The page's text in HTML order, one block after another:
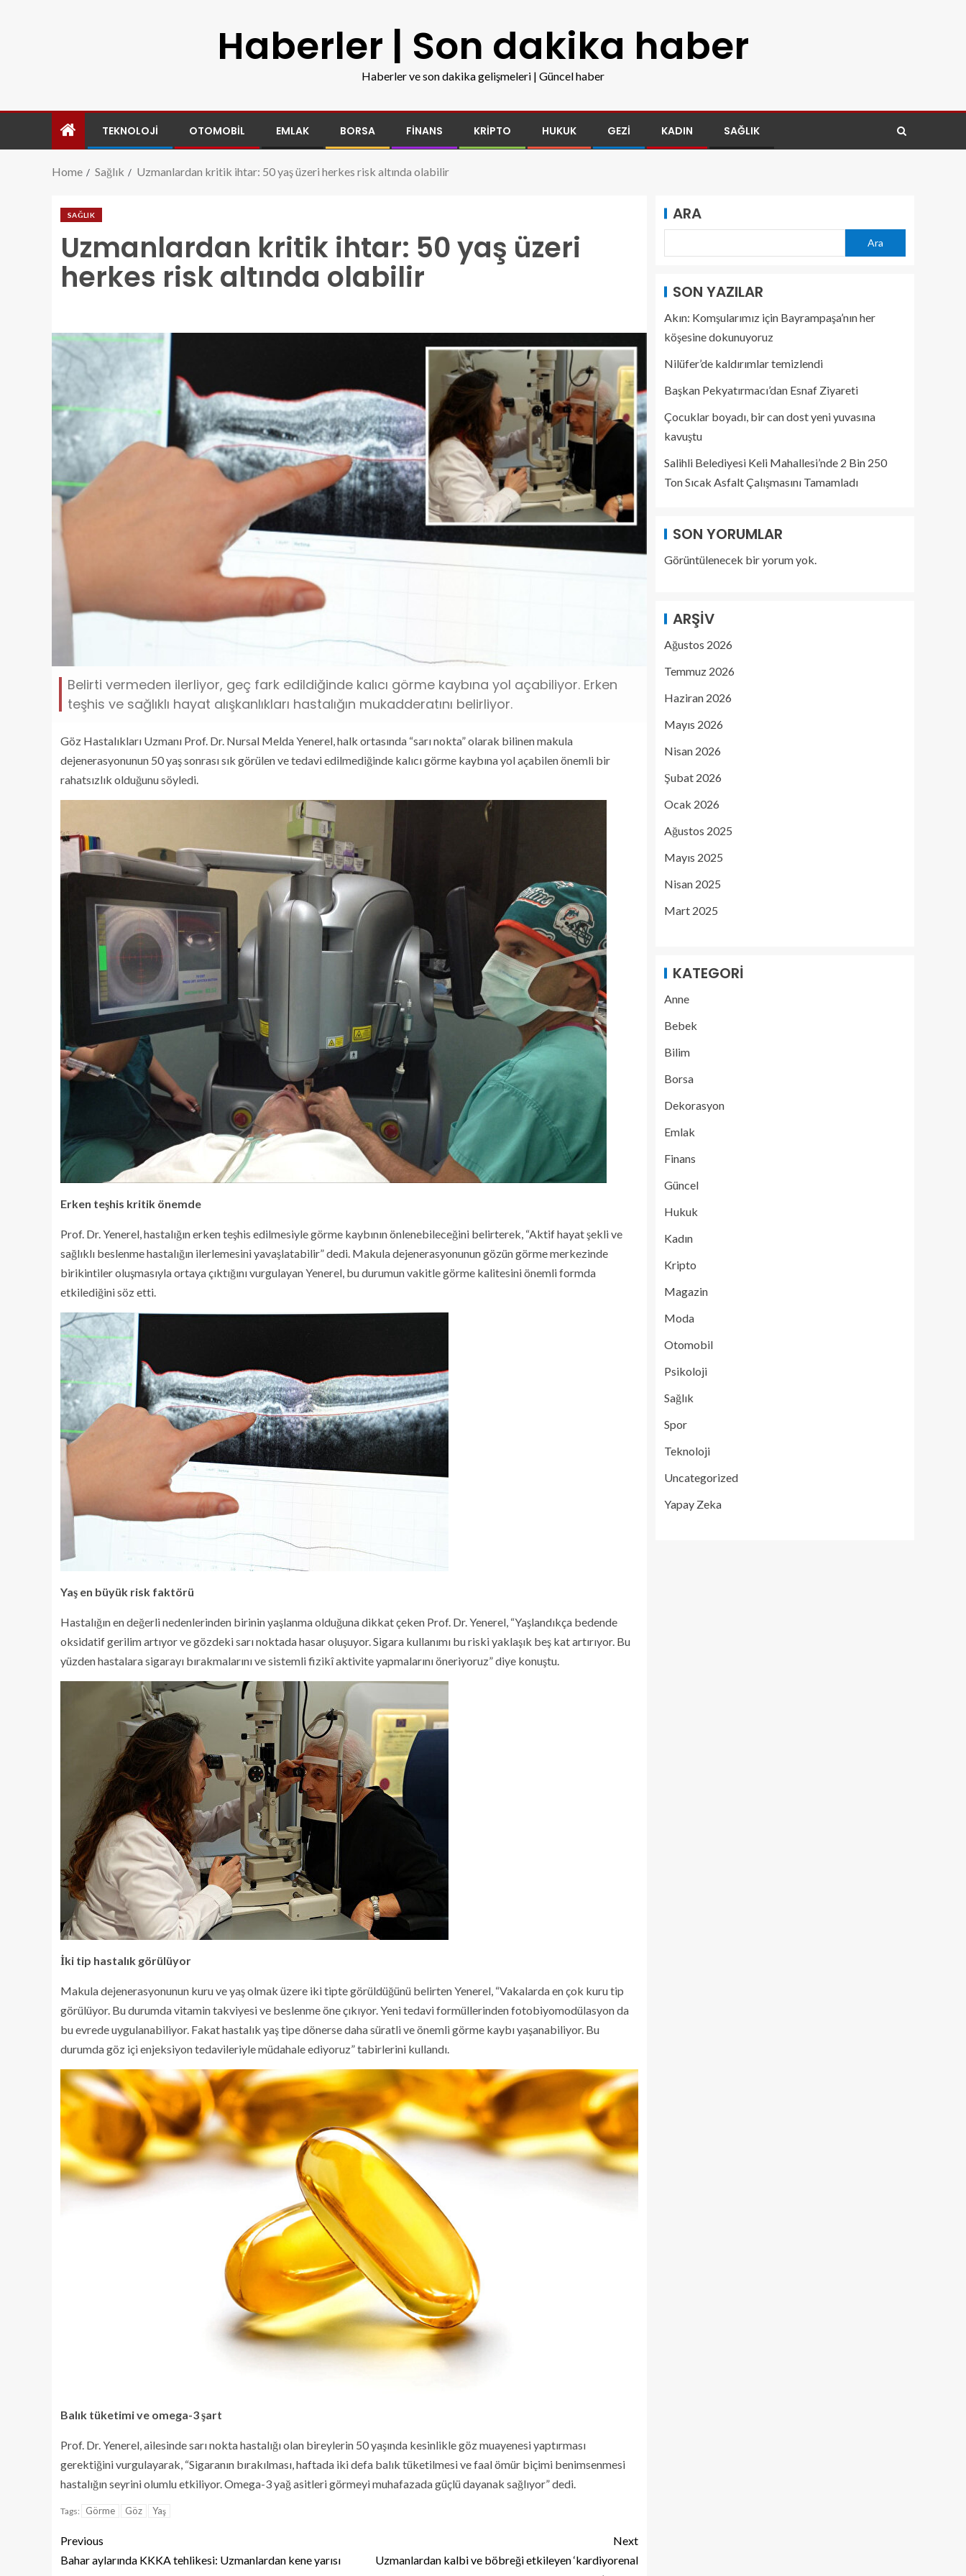
Haberler | Son dakika haber
Haberler ve son dakika gelişmeleri | Güncel haber
TEKNOLOJI OTOMOBIL EMLAK BORSA FINANS KRIPTO HUKUK GEZI KADIN SAĞLIK
Home Sağlık Uzmanlardan kritik ihtar: 50 yaş üzeri herkes risk altında olabilir
SAĞLIK
Uzmanlardan kritik ihtar: 50 yaş üzeri
herkes risk altında olabilir
Belirti vermeden ilerliyor, geç fark edildiğinde kalıcı görme kaybına yol açabiliyor. Erken
teşhis ve sağlıklı hayat alışkanlıkları hastalığın mukadderatını belirliyor.
Göz Hastalıkları Uzmanı Prof. Dr. Nursal Melda Yenerel, halk ortasında “sarı nokta” olarak bilinen makula
dejenerasyonunun 50 yaş sonrası sık görülen ve tedavi edilmediğinde kalıcı görme kaybına yol açabilen önemli bir
rahatsızlık olduğunu söyledi.
Erken teşhis kritik önemde
Prof. Dr. Yenerel, hastalığın erken teşhis edilmesiyle görme kaybının önlenebileceğini belirterek, “Aktif hayat şekli ve
sağlıklı beslenme hastalığın ilerlemesini yavaşlatabilir” dedi. Makula dejenerasyonunun gözün görme merkezinde
birikintiler oluşmasıyla ortaya çıktığını vurgulayan Yenerel, bu durumun vakitle görme kalitesini önemli formda
etkilediğini söz etti.
Yaş en büyük risk faktörü
Hastalığın en değerli nedenlerinden birinin yaşlanma olduğuna dikkat çeken Prof. Dr. Yenerel, “Yaşlandıkça bedende
oksidatif gerilim artıyor ve gözdeki sarı noktada hasar oluşuyor. Sigara kullanımı bu riski yaklaşık beş kat artırıyor. Bu
yüzden hastalara sigarayı bırakmalarını ve sistemli fizikî aktivite yapmalarını öneriyoruz” diye konuştu.
İki tip hastalık görülüyor
Makula dejenerasyonunun kuru ve yaş olmak üzere iki tipte görüldüğünü belirten Yenerel, “Vakalarda en çok kuru tip
görülüyor. Bu durumda vitamin takviyesi ve beslenme öne çıkıyor. Yeni tedavi formüllerinden fotobiyomodülasyon da
bu evrede uygulanabiliyor. Fakat hastalık yaş tipe dönerse daha süratli ve önemli görme kaybı yaşanabiliyor. Bu
durumda göz içi enjeksiyon tedavileriyle müdahale ediyoruz” tabirlerini kullandı.
Balık tüketimi ve omega-3 şart
Prof. Dr. Yenerel, ailesinde sarı nokta hastalığı olan bireylerin 50 yaşında kesinlikle göz muayenesi yaptırması
gerektiğini vurgulayarak, “Sigaranın bırakılması, haftada iki defa balık tüketilmesi ve faal ömür biçimi benimsenmesi
hastalığın seyrini olumlu etkiliyor. Omega-3 yağ asitleri görmeyi muhafazada güçlü dayanak sağlıyor” dedi.
Tags: Görme Göz Yaş
Previous
Bahar aylarında KKKA tehlikesi: Uzmanlardan kene yarısı
Next
Uzmanlardan kalbi ve böbreği etkileyen ‘kardiyorenal
ARA
Ara
SON YAZILAR
Akın: Komşularımız için Bayrampaşa’nın her
köşesine dokunuyoruz
Nilüfer’de kaldırımlar temizlendi
Başkan Pekyatırmacı’dan Esnaf Ziyareti
Çocuklar boyadı, bir can dost yeni yuvasına
kavuştu
Salihli Belediyesi Keli Mahallesi’nde 2 Bin 250
Ton Sıcak Asfalt Çalışmasını Tamamladı
SON YORUMLAR
Görüntülenecek bir yorum yok.
ARŞIV
Ağustos 2026
Temmuz 2026
Haziran 2026
Mayıs 2026
Nisan 2026
Şubat 2026
Ocak 2026
Ağustos 2025
Mayıs 2025
Nisan 2025
Mart 2025
KATEGORI
Anne
Bebek
Bilim
Borsa
Dekorasyon
Emlak
Finans
Güncel
Hukuk
Kadın
Kripto
Magazin
Moda
Otomobil
Psikoloji
Sağlık
Spor
Teknoloji
Uncategorized
Yapay Zeka